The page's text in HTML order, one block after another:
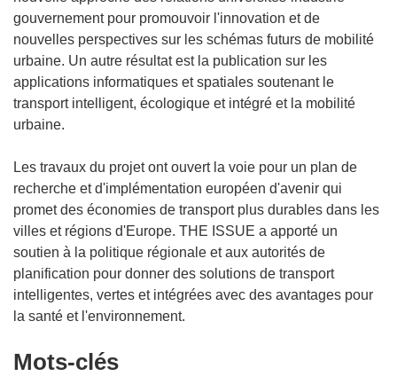
gouvernement pour promouvoir l'innovation et de
nouvelles perspectives sur les schémas futurs de mobilité
urbaine. Un autre résultat est la publication sur les
applications informatiques et spatiales soutenant le
transport intelligent, écologique et intégré et la mobilité
urbaine.
Les travaux du projet ont ouvert la voie pour un plan de
recherche et d'implémentation européen d'avenir qui
promet des économies de transport plus durables dans les
villes et régions d'Europe. THE ISSUE a apporté un
soutien à la politique régionale et aux autorités de
planification pour donner des solutions de transport
intelligentes, vertes et intégrées avec des avantages pour
la santé et l'environnement.
Mots‑clés